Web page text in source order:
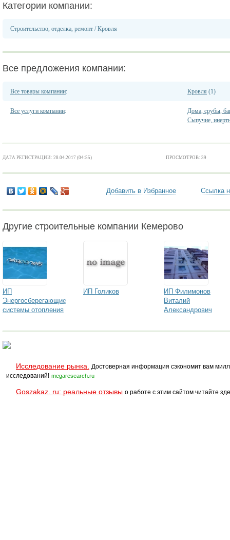
Категории компании:
Строительство, отделка, ремонт /Кровля
Все предложения компании:
Все товары компании: Кровля (1)
Все услуги компании:
Дома, срубы,
Сыпучие,
ДАТА РЕГИСТРАЦИИ: 28.04.2017 (04:55) ПРОСМОТРОВ: 39
Добавить в Избранное Ссылка
Другие строительные компании Кемерово
ИП
Энергосберегающие
системы отопления
ИП Голиков
ИП Филимонов
Виталий
Александрович
Исследование рынка.
Достоверная информация сэкономит вам
исследований! megaresearch.ru
Goszakaz. ru: реальные отзывы о работе с этим сайтом читайте